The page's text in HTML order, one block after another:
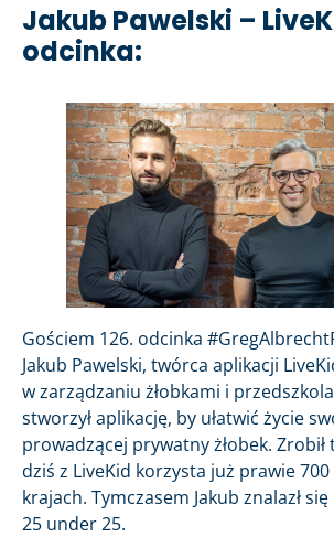
Jakub Pawelski –
odcinka:
Gościem 126. odcinka
Jakub Pawelski, twórca aplikacji
w zarządzaniu żłobkami i
stworzył aplikację, by ułatwić życie
prowadzącej prywatny żłobek.
dziś z LiveKid korzysta już prawie
krajach. Tymczasem Jakub znalazł
25 under 25.